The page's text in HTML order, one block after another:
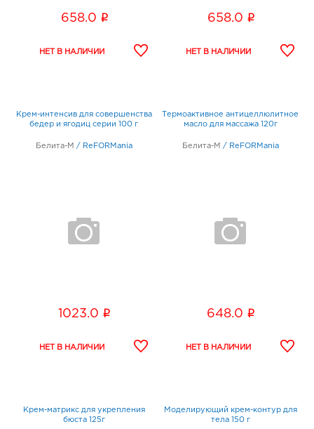
658.0 i 658.0 i
Крем-интенсив для совершенства
бедер и ягодиц серии 100 г
Белита-М / ReFORMania
1023.0 i
Термоактивное антицеллюлитное
масло для массажа 120г
Белита-М / ReFORMania
648.0 i
Крем-матрикс для укрепления
бюста 125г
Моделирующий крем-контур для
тела 150 г